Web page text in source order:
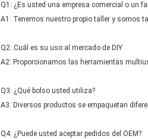
Q1: ¿Es usted una empresa comercial o un
A1: Tenemos nuestro propio taller y somos
Q2: Cuál es su uso al mercado de DIY
A2: Proporcionamos las herramientas
Q3: ¿Qué bolso usted utiliza?
A3: Diversos productos se empaquetan
Q4: ¿Puede usted aceptar pedidos del OEM?